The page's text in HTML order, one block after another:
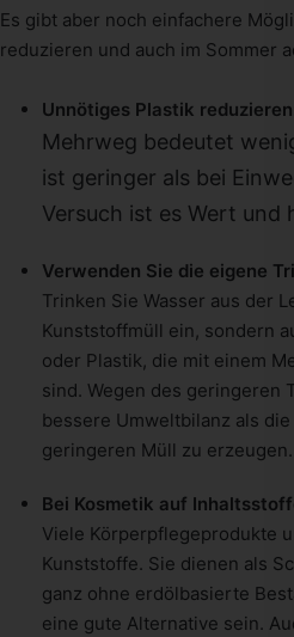
Es gibt aber noch einfachere
reduzieren und auch im Sommer
Unnötiges Plastik
Mehrweg bedeutet
ist geringer als bei
Versuch ist es Wert und
Verwenden Sie die eigene
Trinken Sie Wasser aus der
Kunststoffmüll ein, sondern
oder Plastik, die mit einem
sind. Wegen des geringeren
bessere Umweltbilanz als
geringeren Müll zu erzeugen.
Bei Kosmetik auf
Viele Körperpflegeprodukte
Kunststoffe. Sie dienen als
ganz ohne erdölbasierte
eine gute Alternative sein.